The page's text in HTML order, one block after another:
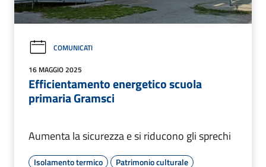
COMUNICATI
16 MAGGIO 2025
Efficientamento energetico scuola
primaria Gramsci
Aumenta la sicurezza e si riducono gli sprechi
Isolamento termico
Patrimonio culturale